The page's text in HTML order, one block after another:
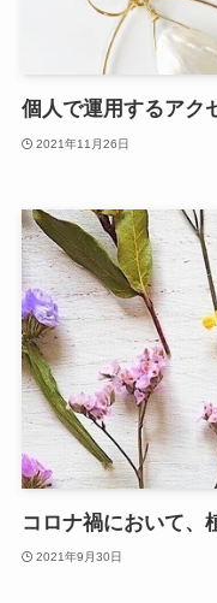
個人で運用するアク
2021年11月26日
コロナ禍において、
2021年9月30日